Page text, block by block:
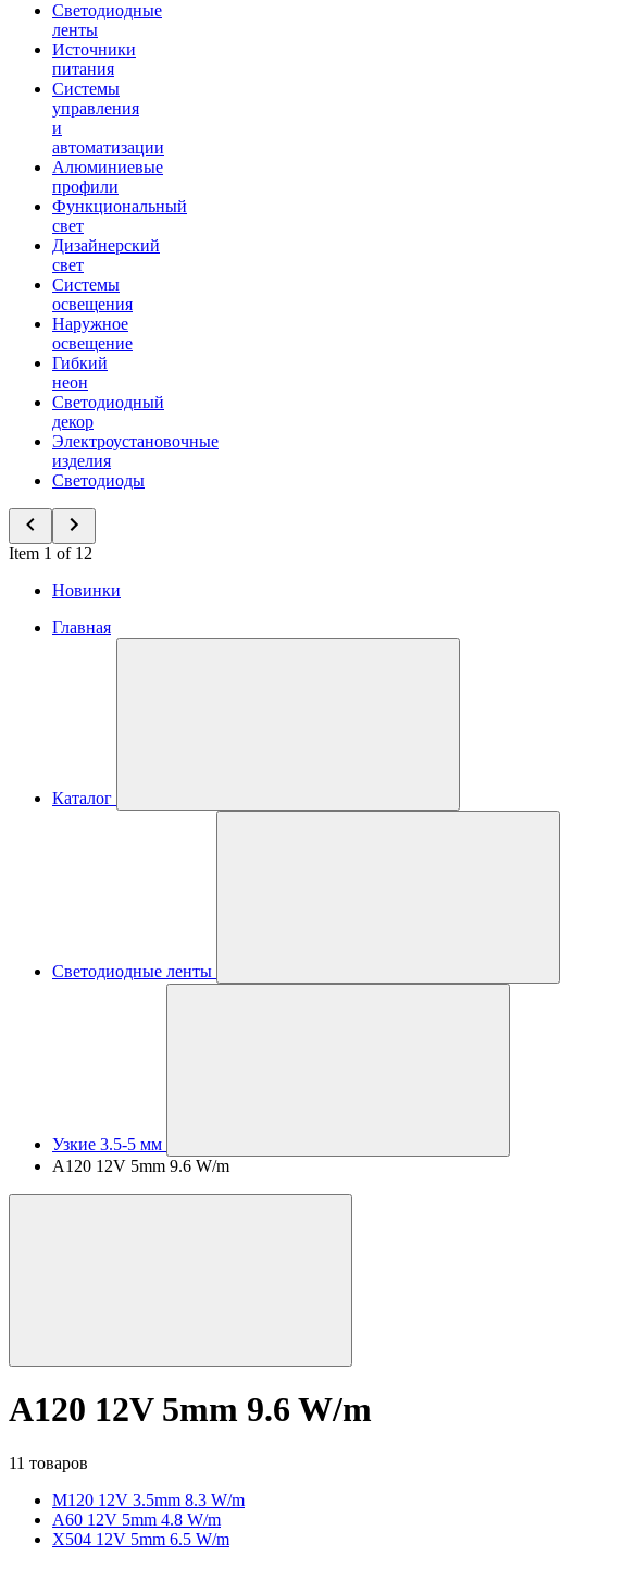
Светодиодные
ленты
Источники
питания
Системы
управления
и
автоматизации
Алюминиевые
профили
Функциональный
свет
Дизайнерский
свет
Системы
освещения
Наружное
освещение
Гибкий
неон
Светодиодный
декор
Электроустановочные
изделия
Светодиоды
Item 1 of 12
Новинки
Главная
Каталог
Светодиодные ленты
Узкие 3.5-5 мм
A120 12V 5mm 9.6 W/m
A120 12V 5mm 9.6 W/m
11 товаров
M120 12V 3.5mm 8.3 W/m
A60 12V 5mm 4.8 W/m
X504 12V 5mm 6.5 W/m